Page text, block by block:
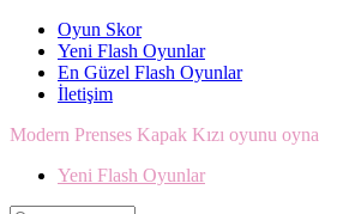
Oyun Skor
Yeni Flash Oyunlar
En Güzel Flash Oyunlar
İletişim
Modern Prenses Kapak Kızı oyunu oyna
Yeni Flash Oyunlar